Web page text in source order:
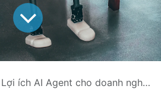
Lợi ích AI Agent cho doanh nghiệp Việt Nam trong kỷ nguyên số